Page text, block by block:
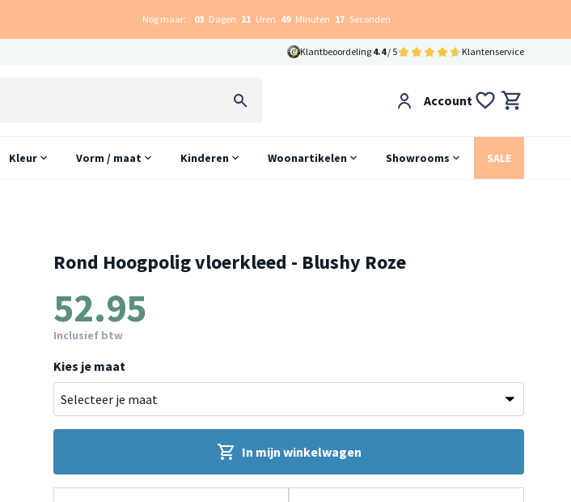
Nog maar: 03 Dagen 11 Uren 49 Minuten 17 Seconden
Klantbeoordeling 4.4/ 5 Klantenservice
Account
Kleur Vorm / maat Kinderen Woonartikelen Showrooms SALE
Rond Hoogpolig vloerkleed - Blushy Roze
52.95
Inclusief btw
Kies je maat
In mijn winkelwagen